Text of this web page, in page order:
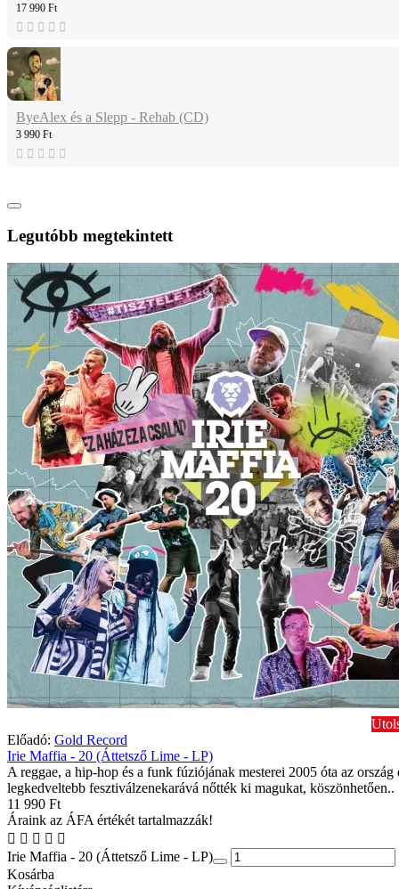
17 990 Ft
ByeAlex és a Slepp - Rehab (CD)
3 990 Ft
Legutóbb megtekintett
Előadó: Gold Record
Irie Maffia - 20 (Áttetsző Lime - LP)
A reggae, a hip-hop és a funk fúziójának mesterei 2005 óta az ország
legkedveltebb fesztiválzenekarává nőtték ki magukat, köszönhetően..
11 990 Ft
Áraink az ÁFA értékét tartalmazzák!
Irie Maffia - 20 (Áttetsző Lime - LP)
Kosárba